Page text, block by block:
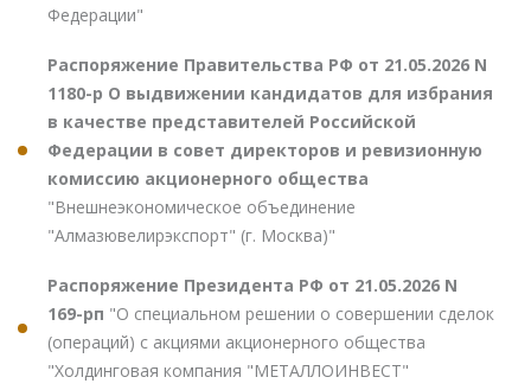
Федерации"
Распоряжение Правительства РФ от 21.05.2026 N
1180-р О выдвижении кандидатов для избрания
в качестве представителей Российской
Федерации в совет директоров и ревизионную
комиссию акционерного общества
"Внешнеэкономическое объединение
"Алмазювелирэкспорт" (г. Москва)"
Распоряжение Президента РФ от 21.05.2026 N
169-рп "О специальном решении о совершении сделок
(операций) с акциями акционерного общества
"Холдинговая компания "МЕТАЛЛОИНВЕСТ"